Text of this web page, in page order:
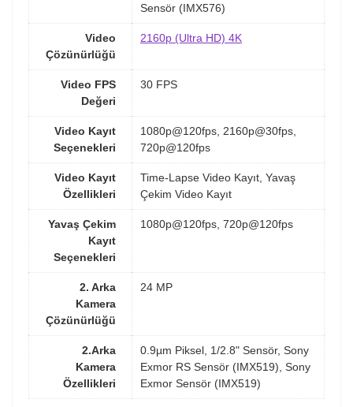
Sensör (IMX576)
Video
Çözünürlüğü
2160p (Ultra HD) 4K
Video FPS
Değeri
30 FPS
Video Kayıt
Seçenekleri
1080p@120fps, 2160p@30fps,
720p@120fps
Video Kayıt
Özellikleri
Time-Lapse Video Kayıt, Yavaş
Çekim Video Kayıt
Yavaş Çekim
Kayıt
Seçenekleri
1080p@120fps, 720p@120fps
2. Arka
Kamera
Çözünürlüğü
24 MP
2.Arka
Kamera
Özellikleri
0.9µm Piksel, 1/2.8" Sensör, Sony
Exmor RS Sensör (IMX519), Sony
Exmor Sensör (IMX519)